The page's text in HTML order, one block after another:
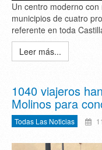
Un centro moderno
municipios de cuatro
referente en toda
Leer más...
1040 viajeros
Molinos para
Todas Las Noticias